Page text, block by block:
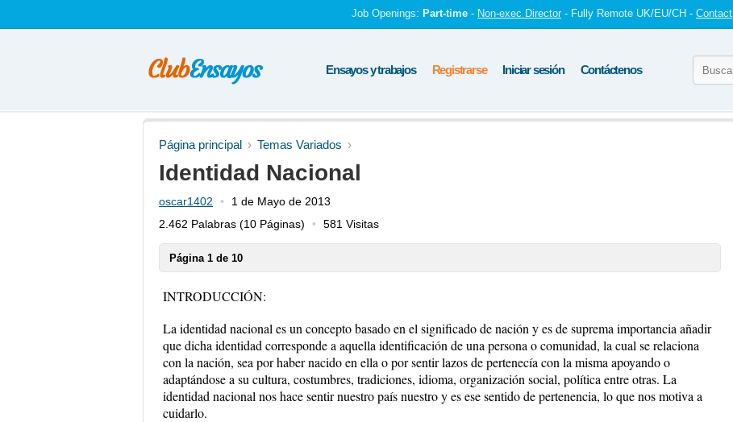
Job Openings: Part-time - Non-exec Director - Fully Remote UK/EU/CH - Contact
Ensayos y trabajos Registrarse Iniciar sesión Contáctenos
Página principal Temas Variados
Identidad Nacional
oscar1402
1 de Mayo de 2013
2.462 Palabras (10 Páginas) 581 Visitas
Página 1 de 10
INTRODUCCIÓN:
La identidad nacional es un concepto basado en el significado de nación y es de suprema importancia añadir
que dicha identidad corresponde a aquella identificación de una persona o comunidad, la cual se relaciona
con la nación, sea por haber nacido en ella o por sentir lazos de pertenecía con la misma apoyando o
adaptándose a su cultura, costumbres, tradiciones, idioma, organización social, política entre otras. La
identidad nacional nos hace sentir nuestro país nuestro y es ese sentido de pertenencia, lo que nos motiva a
cuidarlo.